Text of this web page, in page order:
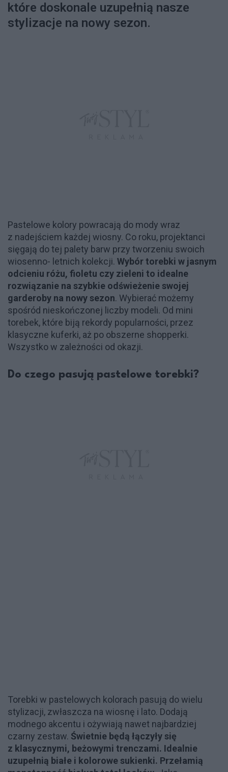
które doskonale uzupełnią nasze
stylizacje na nowy sezon.
Pastelowe kolory powracają do mody wraz
z nadejściem każdej wiosny. Co roku, projektanci
sięgają do tej palety barw przy tworzeniu swoich
wiosenno- letnich kolekcji. Wybór torebki w jasnym
odcieniu różu, fioletu czy zieleni to idealne
rozwiązanie na szybkie odświeżenie swojej
garderoby na nowy sezon. Wybierać możemy
spośród nieskończonej liczby modeli. Od mini
torebek, które biją rekordy popularności, przez
klasyczne kuferki, aż po obszerne shopperki.
Wszystko w zależności od okazji.
Do czego pasują pastelowe torebki?
Torebki w pastelowych kolorach pasują do wielu
stylizacji, zwłaszcza na wiosnę i lato. Dodają
modnego akcentu i ożywiają nawet najbardziej
czarny zestaw. Świetnie będą łączyły się
z klasycznymi, beżowymi trenczami. Idealnie
uzupełnią białe i kolorowe sukienki. Przełamią